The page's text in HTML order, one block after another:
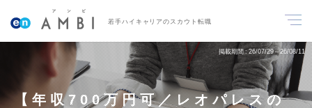
若手ハイキャリアのスカウト転職
掲載期間 26/07/29～26/08/11
【年収700万円可／レオパレスの